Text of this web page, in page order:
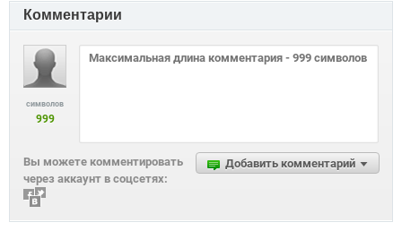
Комментарии
символов
999
Добавить комментарий
Вы можете комментировать
через аккаунт в соцсетях: